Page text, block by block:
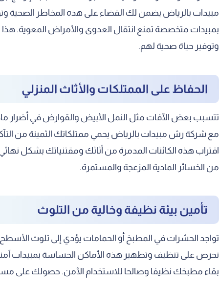
متى تحتاج لطلب خدمات الرش منا
ظهور حشرات بشكل متكرر ومزعج
تعرض الأثاث الخشبي للتآكل والتلف
تحضير المبيد المناسب للإصابة
رش الزوايا والشقوق بعناية تامة
لماذا نحن الخيار الأفضل بالأسواق
أجهزة ومعدات رش حديثة ومتطورة
أسعار تنافسية تناسب جميع الفئات
مبيدات بالرياض يضمن لك القضاء على هذه المخاطر الصحية
بمبيدات متخصصة تمنع انتقال العدوى والأمراض المعوية. هذا
وتوفير حياة صحية لهم.
الحفاظ على الممتلكات والأثاث المنزلي
تتسبب بعض الآفات مثل النمل الأبيض والقوارض في أضرار
مع شركة رش مبيدات بالرياض يحمي ممتلكاتك الثمينة من
اقتراب هذه الكائنات المدمرة من أثاثك ومقتنياتك بشكل
من الخسائر المادية المزعجة والمستمرة.
تأمين بيئة نظيفة وخالية من التلوث
تواجد الحشرات في المطبخ أو الحمامات يؤدي إلى تلوث
نحرص على تنظيف وتطهير هذه الأماكن الحساسة بمبيدات
بقاء مطبخك نظيفا وصالحا للاستخدام الآمن. حصولك على